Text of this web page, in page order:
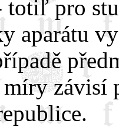
totiľ pro
aparátu
míry